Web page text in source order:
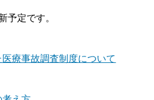
予定です。
療事故調査制度について